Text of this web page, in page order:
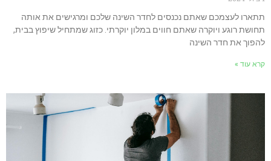
תתארו לעצמכם שאתם נכנסים לחדר השינה שלכם ומרגישים את אותה
תחושת רוגע ויוקרה שאתם חווים במלון יוקרתי. כזוג שמתחיל שיפוץ בבית,
להפוך את חדר השינה
קרא עוד »